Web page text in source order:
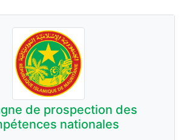
de prospection des
nationales